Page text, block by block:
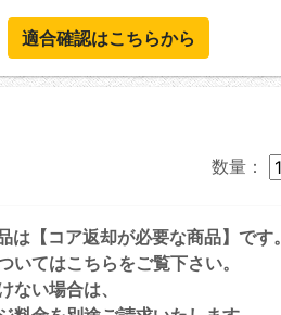
適合確認はこちらから
数量：
【コア返却が必要な商品】です。
いてはこちらをご覧下さい。
ない場合は、